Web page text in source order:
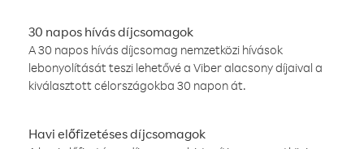
30 napos hívás díjcsomagok
A 30 napos hívás díjcsomag nemzetközi hívások
lebonyolítását teszi lehetővé a Viber alacsony díjaival a
kiválasztott célországokba 30 napon át.
Havi előfizetéses díjcsomagok